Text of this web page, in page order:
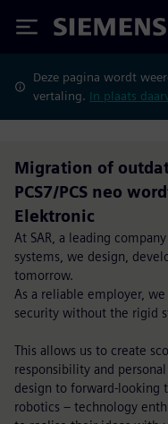
Siemens
Deze pagina wordt
vertaling. In plaats
Migration of
PCS7/PCS neo
Elektronic
At SAR, a leading
systems, we design,
tomorrow.
As a reliable employer,
security without the rigid
This allows us to create
responsibility and
design to forward-looking
robotics – technology